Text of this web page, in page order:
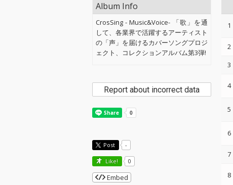
1
2
3
4
5
6
7
8
Album Info
CrosSing - Music&Voice- 「歌」を通
して、各業界で活躍するアーティスト
の「声」を届けるカバーソングプロジ
ェクト、コレクションアルバム第3弾!
Report about incorrect data
Post -
Like! 0
Embed